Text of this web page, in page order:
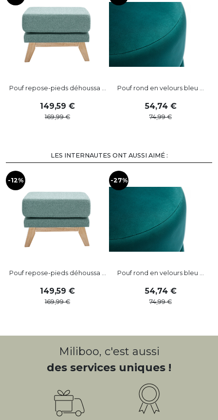
Pouf repose-pieds déhoussa ...
149,59
169,99
Pouf rond en velours bleu ...
54,74
74,99
LES INTERNAUTES ONT AUSSI AIMÉ :
-12%
Pouf repose-pieds déhoussa ...
149,59
169,99
-27%
Pouf rond en velours bleu ...
54,74
74,99
Miliboo, c'est aussi
des services uniques !